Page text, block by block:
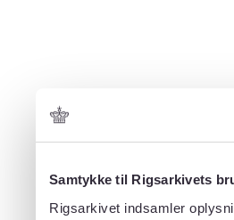
Samtykke til Rigsarkivets
Rigsarkivet indsamler